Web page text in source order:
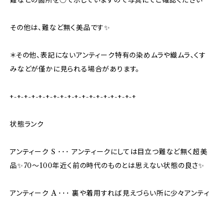
その他は、難など無く美品です✨
＊その他、表記にないアンティーク特有の染めムラや織ムラ、くす
みなどが僅かに見られる場合があります。
+-+-+-+-+-+-+-+-+-+-+-+-+-+-+-+-+-+
状態ランク
アンティーク S ･･･ アンティークにしては目立つ難など無く超美
品✨70〜100年近く前の時代のものとは思えない状態の良さ✨
アンティーク A ･･･ 裏や着用すれば見えづらい所に少々アンティ